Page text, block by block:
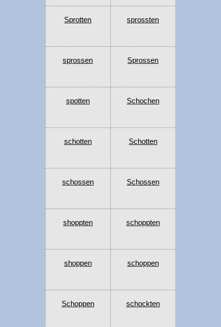
Sprotten sprossten
sprossen Sprossen
spotten Schochen
schotten Schotten
schossen Schossen
shoppten schoppten
shoppen schoppen
Schoppen schockten